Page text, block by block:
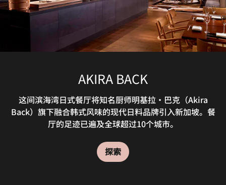
AKIRA BACK
这间滨海湾日式餐厅将知名厨师明基拉・巴克（Akira
Back）旗下融合韩式风味的现代日料品牌引入新加坡。餐
厅的足迹已遍及全球超过10个城市。
探索
BEACH ROAD KITCHEN
欢迎莅临我们滨海湾酒店内的餐厅，品尝特色自助餐。
Beach Road Kitchen荟萃环球名菜与本地珍味，主厨现场
明档烹制，为您打造味蕾升级体验。
探索
MADAME FAN - THE NCO CLUB
餐厅秉持时尚生活餐饮理念，主打精致的现代粤菜，室内装
饰别具艺术风情，还设有别具特色的目的地酒吧。欢迎您于
新加坡滨海湾，邂逅新式中餐美学。
探索
COOL CATS - THE NCO CLUB
Cool Cats是新加坡一家时尚的现场音乐酒廊，致力于以创
意十足的调酒作品与精彩纷呈的现场表演，为新加坡滨海湾
的酒吧与鸡尾酒文化注入新的活力。
探索
STAGS’ ROOM - THE NCO CLUB
在新加坡的Stags’ Room放松身心，这是一间私密而雅致
的葡萄酒吧与酒廊，珍藏精选年份酒与限量款佳酿，是结束
一天行程的理想去处。
探索
COURT MARTIAL BAR
Court Martial Bar是新加坡市中心颇具特色的私人活动场
地之一，坐落于市政厅Civic District的受保护历史建筑
内，融合特色风格与深厚文化底蕴。
探索
TONIC
您可在酒店时尚的Tonic酒吧小酌晚安美酒，或是为一日顺
利的工作举杯庆贺。这里供应众多金酒调制的特色鸡尾酒，
是畅谈新加坡难忘体验的理想去处。
探索
探索